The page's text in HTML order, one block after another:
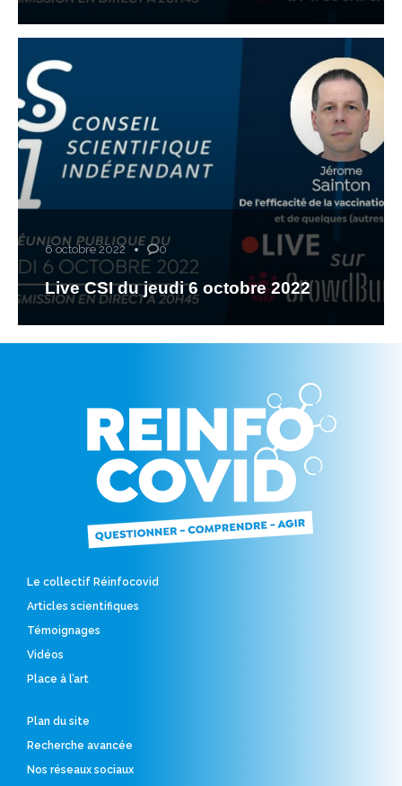
6 octobre 2022 0
Live CSI du jeudi 6 octobre 2022
Le collectif Réinfocovid
Articles scientifiques
Témoignages
Vidéos
Place à l’art
Plan du site
Recherche avancée
Nos réseaux sociaux